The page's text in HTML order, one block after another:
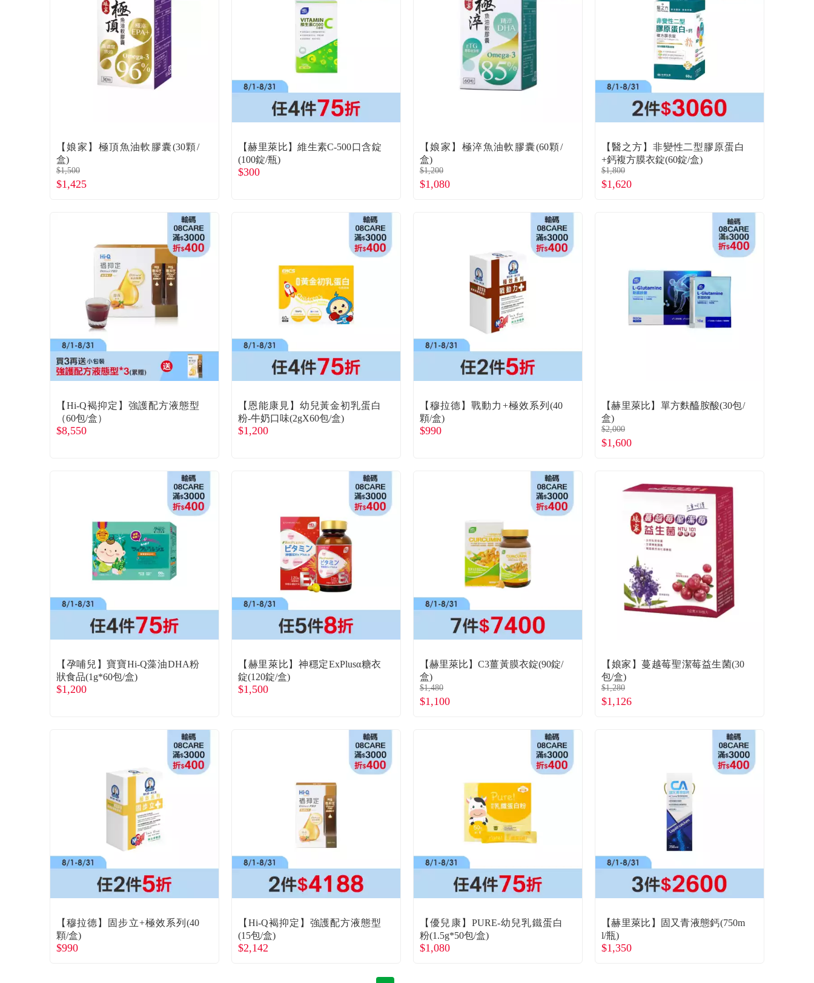
【娘家】極頂魚油軟膠囊(30顆/
盒)
$1,500
$1,425
【赫里萊比】維生素C-500口含錠
(100錠/瓶)
$300
【娘家】極淬魚油軟膠囊(60顆/
盒)
$1,200
$1,080
【醫之方】非變性二型膠原蛋白
+鈣複方膜衣錠(60錠/盒)
$1,800
$1,620
【Hi-Q褐抑定】強護配方液態型
（60包/盒）
$8,550
【恩能康見】幼兒黃金初乳蛋白
粉-牛奶口味(2gX60包/盒)
$1,200
【穆拉德】戰動力+極效系列(40
顆/盒)
$990
【赫里萊比】單方麩醯胺酸(30包/
盒)
$2,000
$1,600
【孕哺兒】寶寶Hi-Q藻油DHA粉
狀食品(1g*60包/盒)
$1,200
【赫里萊比】神穩定ExPlusα糖衣
錠(120錠/盒)
$1,500
【赫里萊比】C3薑黃膜衣錠(90錠/
盒)
$1,480
$1,100
【娘家】蔓越莓聖潔莓益生菌(30
包/盒)
$1,280
$1,126
【穆拉德】固步立+極效系列(40
顆/盒)
$990
【Hi-Q褐抑定】強護配方液態型
(15包/盒)
$2,142
【優兒康】PURE-幼兒乳鐵蛋白
粉(1.5g*50包/盒)
$1,080
【赫里萊比】固又青液態鈣(750m
l/瓶)
$1,350